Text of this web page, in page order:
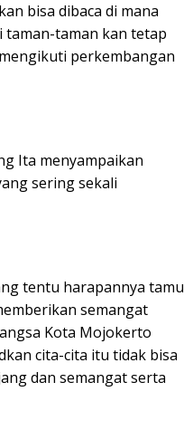
bisa dibaca di mana
taman kan tetap
perkembangan
Ita menyampaikan
sering sekali
tentu harapannya tamu
semangat
Kota Mojokerto
cita-cita itu tidak bisa
dan semangat serta